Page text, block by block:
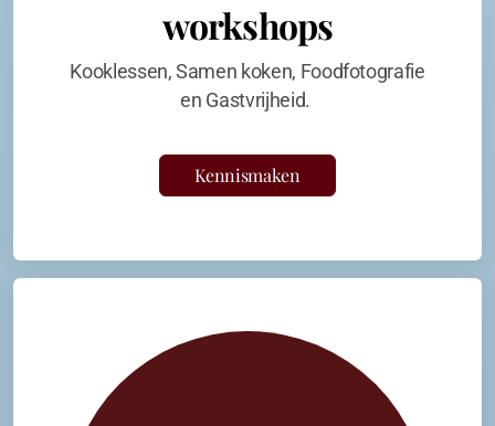
workshops
Kooklessen, Samen koken, Foodfotografie
en Gastvrijheid.
Kennismaken